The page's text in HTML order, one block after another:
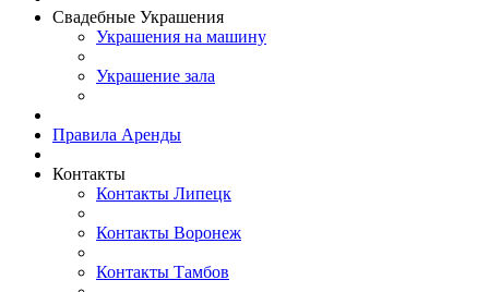
Свадебные Украшения
Украшения на машину
Украшение зала
Правила Аренды
Контакты
Контакты Липецк
Контакты Воронеж
Контакты Тамбов